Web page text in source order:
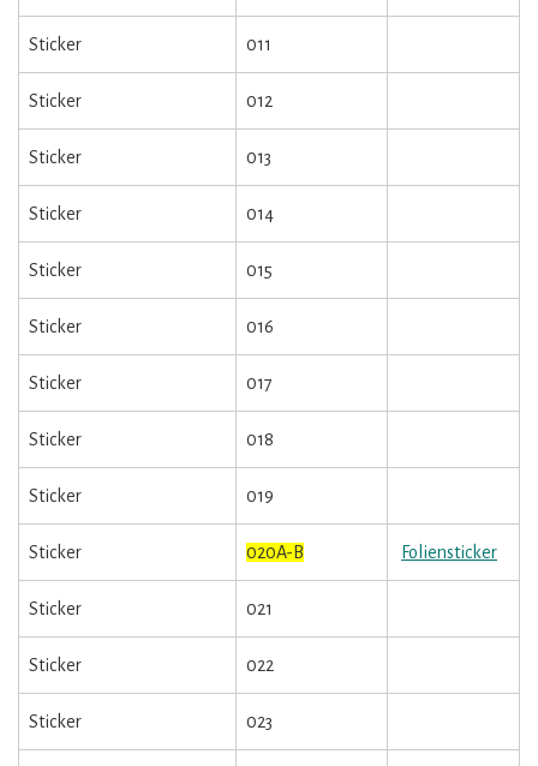
Sticker 011
Sticker 012
Sticker 013
Sticker 014
Sticker 015
Sticker 016
Sticker 017
Sticker 018
Sticker 019
Sticker 020A-B Foliensticker
Sticker 021
Sticker 022
Sticker 023